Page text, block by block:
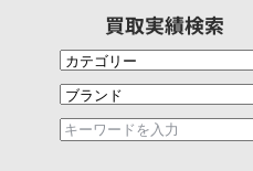
買取実績検索